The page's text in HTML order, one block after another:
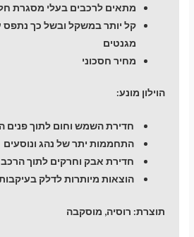
מתאים לרכבים בעלי מסגרת
קל יותר במשקל ובשל כך נתפס
מגנטים
מחיר חסכוני
הוילון מונע:
חדירת השמש וחום לתוך פנים
התחממות יתר של נהג ונוסעים
חדירת אבק וחרקים לתוך הרכב
הוצאות מיותרות לדלק
תוצרת: רוסיה, מוסקבה